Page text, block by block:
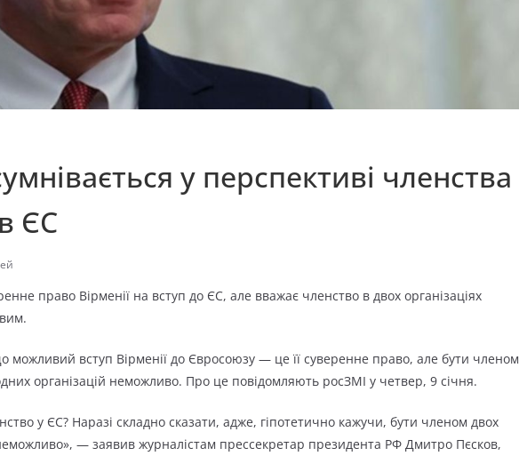
у перспективі членства
ЄС
право Вірменії на вступ до ЄС, але вважає членство в двох організаціях
можливий вступ Вірменії до Євросоюзу — це її суверенне право, але бути членом
організацій неможливо. Про це повідомляють росЗМІ у четвер, 9 січня.
у ЄС? Наразі складно сказати, адже, гіпотетично кажучи, бути членом двох
— заявив журналістам прессекретар президента РФ Дмитро Пєсков,